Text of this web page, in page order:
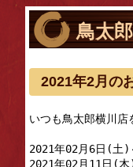
鳥太
2021年2月の
いつも鳥太郎横川
2021年02月6日(土
2021年02月11日(